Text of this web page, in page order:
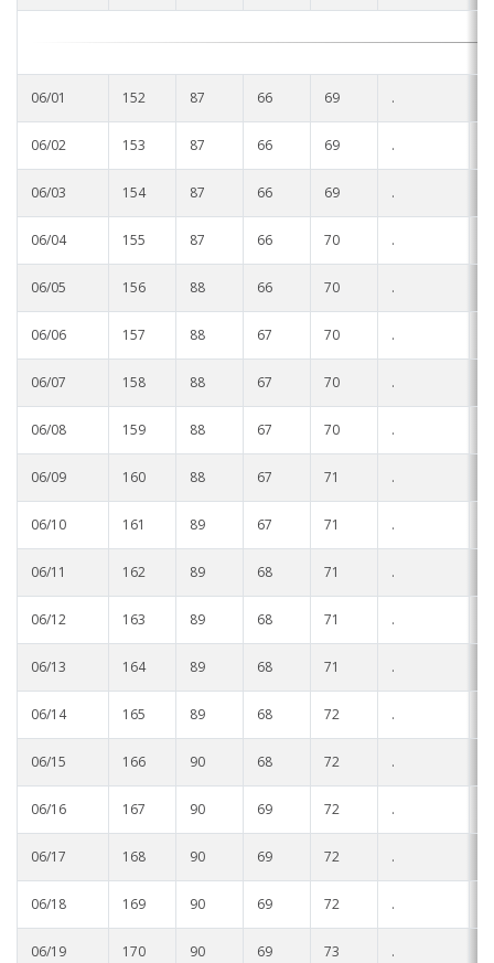
06/01 152 87 66 69 .
06/02 153 87 66 69 .
06/03 154 87 66 69 .
06/04 155 87 66 70 .
06/05 156 88 66 70 .
06/06 157 88 67 70 .
06/07 158 88 67 70 .
06/08 159 88 67 70 .
06/09 160 88 67 71 .
06/10 161 89 67 71 .
06/11 162 89 68 71 .
06/12 163 89 68 71 .
06/13 164 89 68 71 .
06/14 165 89 68 72 .
06/15 166 90 68 72 .
06/16 167 90 69 72 .
06/17 168 90 69 72 .
06/18 169 90 69 72 .
06/19 170 90 69 73 .